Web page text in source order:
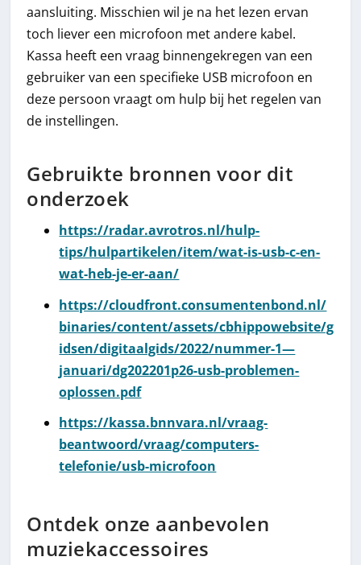
aansluiting. Misschien wil je na het lezen ervan
toch liever een microfoon met andere kabel.
Kassa heeft een vraag binnengekregen van een
gebruiker van een specifieke USB microfoon en
deze persoon vraagt om hulp bij het regelen van
de instellingen.
Gebruikte bronnen voor dit
onderzoek
https://radar.avrotros.nl/hulp-
tips/hulpartikelen/item/wat-is-usb-c-en-
wat-heb-je-er-aan/
https://cloudfront.consumentenbond.nl/
binaries/content/assets/cbhippowebsite/g
idsen/digitaalgids/2022/nummer-1—
januari/dg202201p26-usb-problemen-
oplossen.pdf
https://kassa.bnnvara.nl/vraag-
beantwoord/vraag/computers-
telefonie/usb-microfoon
Ontdek onze aanbevolen
muziekaccessoires